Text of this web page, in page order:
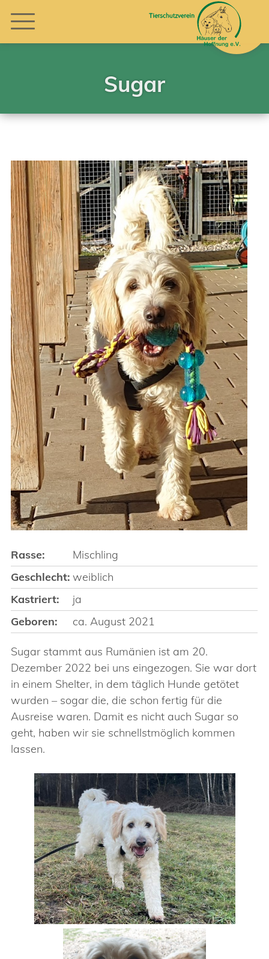
Sugar
Rasse:
Mischling
Geschlecht: weiblich
Kastriert:
ja
Geboren:
ca. August 2021
Sugar stammt aus Rumänien ist am 20.
Dezember 2022 bei uns eingezogen. Sie war dort
in einem Shelter, in dem täglich Hunde getötet
wurden – sogar die, die schon fertig für die
Ausreise waren. Damit es nicht auch Sugar so
geht, haben wir sie schnellstmöglich kommen
lassen.